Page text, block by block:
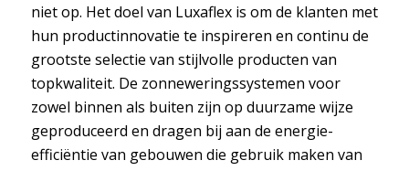
niet op. Het doel van Luxaflex is om de klanten met
hun productinnovatie te inspireren en continu de
grootste selectie van stijlvolle producten van
topkwaliteit. De zonneweringssystemen voor
zowel binnen als buiten zijn op duurzame wijze
geproduceerd en dragen bij aan de energie-
efficiëntie van gebouwen die gebruik maken van